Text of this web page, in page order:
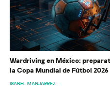
Wardriving en México:
la Copa Mundial de Fútbol 2026
ISABEL MANJARREZ